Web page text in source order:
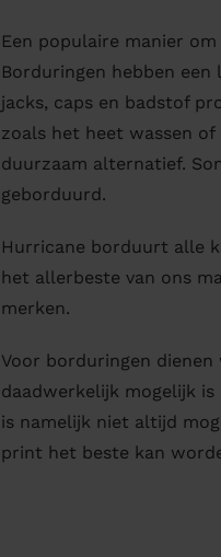
Een populaire manier
Borduringen hebben
jacks, caps en badstof
zoals het heet wassen
duurzaam alternatief.
geborduurd.
Hurricane borduurt alle
het allerbeste van ons
merken.
Voor borduringen
daadwerkelijk mogelijk
is namelijk niet altijd
print het beste kan